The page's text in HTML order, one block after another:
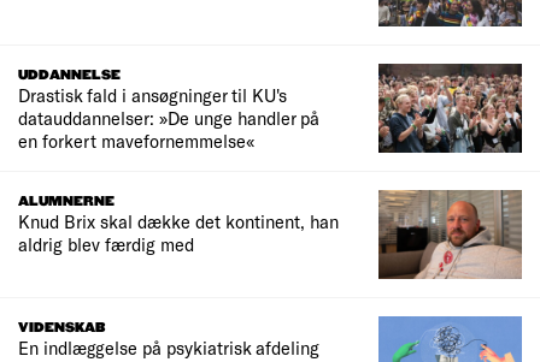
UDDANNELSE
Drastisk fald i ansøgninger til KU's
datauddannelser: »De unge handler på
en forkert mavefornemmelse«
ALUMNERNE
Knud Brix skal dække det kontinent, han
aldrig blev færdig med
VIDENSKAB
En indlæggelse på psykiatrisk afdeling